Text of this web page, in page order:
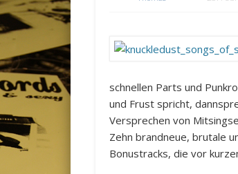
schnellen Parts und
und Frust spricht,
Versprechen von
Zehn brandneue, brutale
Bonustracks, die vor